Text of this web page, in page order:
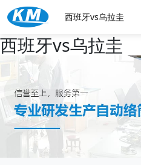
西班牙vs乌拉圭
西班牙vs乌拉圭